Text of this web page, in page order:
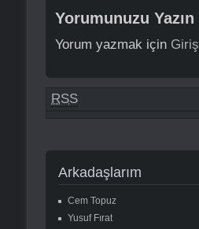
Yorumunuzu Yazın
Yorum yazmak için Giriş
RSS
Arkadaşlarım
Cem Topuz
Yusuf Fırat